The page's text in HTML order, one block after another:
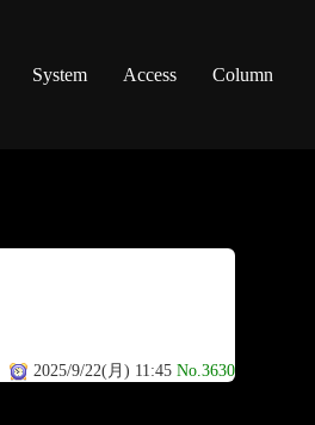
System Access Column
2025/9/22(月) 11:45 No.3630